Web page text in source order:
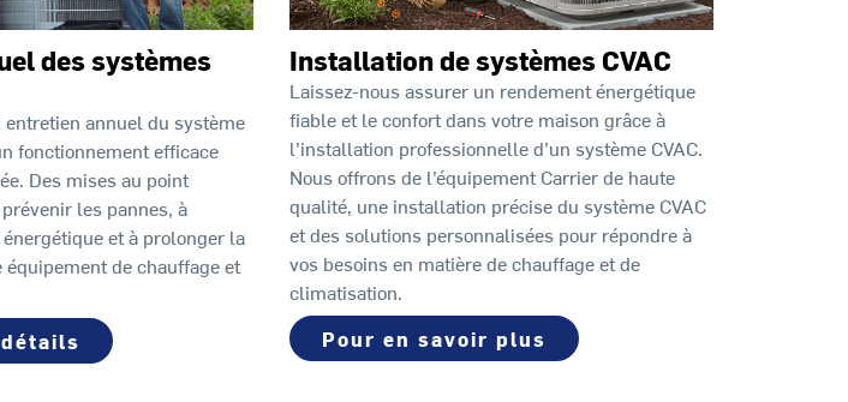
des systèmes
annuel du système
fonctionnement efficace
Des mises au point
les pannes, à
et à prolonger la
équipement de chauffage et
Installation de systèmes CVAC
Laissez-nous assurer un rendement énergétique
fiable et le confort dans votre maison grâce à
l’installation professionnelle d’un système CVAC.
Nous offrons de l’équipement Carrier de haute
qualité, une installation précise du système CVAC
et des solutions personnalisées pour répondre à
vos besoins en matière de chauffage et de
climatisation.
Pour en savoir plus